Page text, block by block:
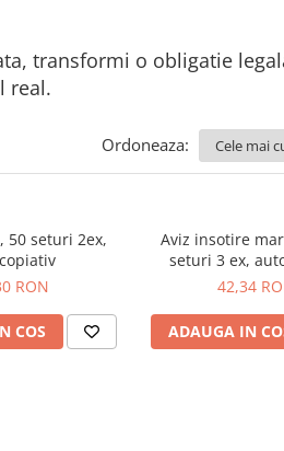
transformi o obligatie
real.
Ordoneaza:
50 seturi 2ex,
RON
COS
Aviz insotire
seturi 3 ex,
42,34
ADAUGA IN